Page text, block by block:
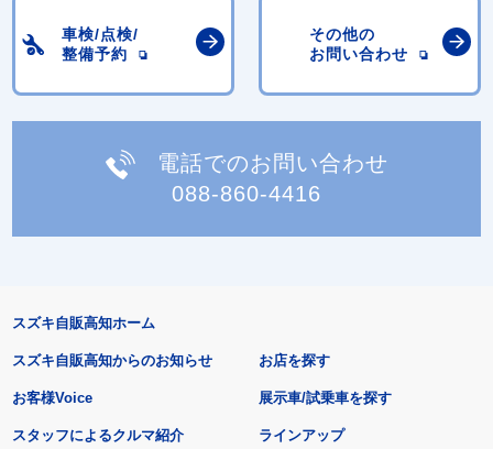
車検/点検/
整備予約
その他の
お問い合わせ
電話でのお問い合わせ
088-860-4416
スズキ自販高知ホーム
スズキ自販高知からのお知らせ
お客様Voice
スタッフによるクルマ紹介
お店を探す
展示車/試乗車を探す
ラインアップ